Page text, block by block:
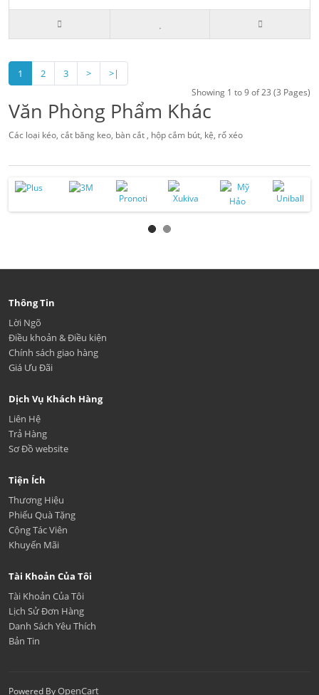
1 2 3 > >|
Showing 1 to 9 of 23 (3 Pages)
Văn Phòng Phẩm Khác
Các loại kéo, cắt băng keo, bàn cắt , hộp cắm bút, kệ, rổ xéo
Thông Tin
Lời Ngõ
Điều khoản & Điều kiện
Chính sách giao hàng
Giá Ưu Đãi
Dịch Vụ Khách Hàng
Liên Hệ
Trả Hàng
Sơ Đồ website
Tiện Ích
Thương Hiệu
Phiếu Quà Tặng
Cộng Tác Viên
Khuyến Mãi
Tài Khoản Của Tôi
Tài Khoản Của Tôi
Lịch Sử Đơn Hàng
Danh Sách Yêu Thích
Bản Tin
Powered ByOpenCart